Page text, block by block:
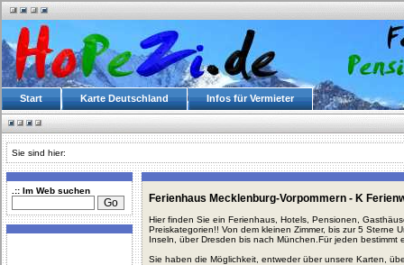
Start Karte Deutschland Infos für Vermieter
Sie sind hier:
.:: Im Web suchen
Ferienhaus Mecklenburg-Vorpommern - K
Hier finden Sie ein Ferienhaus, Hotels, Pensionen,
Preiskategorien!! Von dem kleinen Zimmer, bis zur 5 Sterne
Inseln, über Dresden bis nach München.Für jeden bestimmt
Sie haben die Möglichkeit, entweder über unsere Karten,